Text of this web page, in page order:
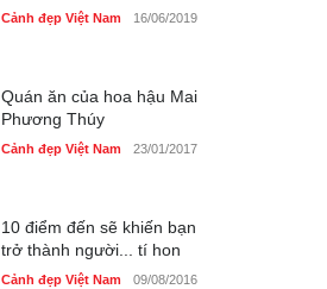
Cảnh đẹp Việt Nam 16/06/2019
Quán ăn của hoa hậu Mai
Phương Thúy
Cảnh đẹp Việt Nam 23/01/2017
10 điểm đến sẽ khiến bạn
trở thành người... tí hon
Cảnh đẹp Việt Nam 09/08/2016